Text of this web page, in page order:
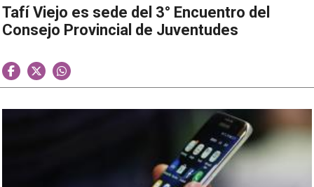
Tafí Viejo es sede del 3° Encuentro del
Consejo Provincial de Juventudes